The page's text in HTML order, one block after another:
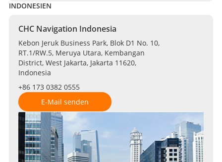
INDONESIEN
CHC Navigation Indonesia
Kebon Jeruk Business Park, Blok D1 No. 10,
RT.1/RW.5, Meruya Utara, Kembangan
District, West Jakarta, Jakarta 11620,
Indonesia
+86 173 0382 0555
E-Mail senden